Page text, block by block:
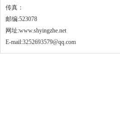
传真：
邮编:523078
网址:www.shyingzhe.net
E-mail:3252693579@qq.com